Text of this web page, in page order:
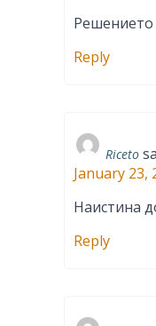
Решението
Reply
Riceto
January 23,
Наистина
Reply